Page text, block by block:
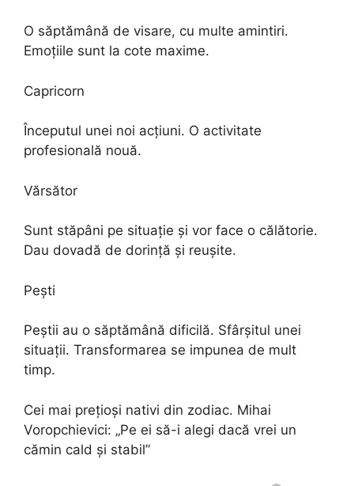
O săptămână de visare, cu multe amintiri.
Emoţiile sunt la cote maxime.
Capricorn
Începutul unei noi acţiuni. O activitate
profesională nouă.
Vărsător
Sunt stăpâni pe situaţie şi vor face o călătorie.
Dau dovadă de dorinţă şi reuşite.
Peşti
Peştii au o săptămână dificilă. Sfârşitul unei
situaţii. Transformarea se impunea de mult
timp.
Cei mai preţioşi nativi din zodiac. Mihai
Voropchievici: „Pe ei să-i alegi dacă vrei un
cămin cald şi stabil”